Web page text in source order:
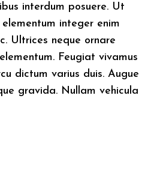
interdum posuere. Ut
integer enim
Ultrices neque ornare
Feugiat vivamus
dictum varius duis. Augue
gravida. Nullam vehicula